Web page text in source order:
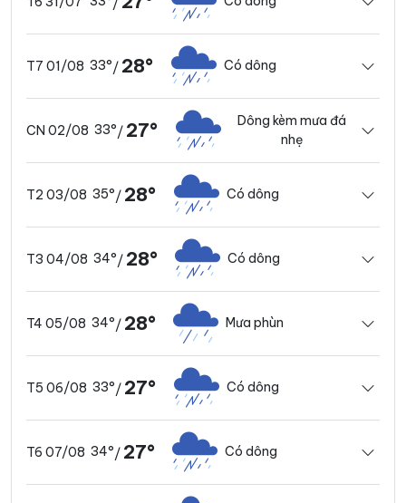
/
T7 01/08 33°/ 28° Có dông
CN 02/08 33°/ 27°
Dông kèm mưa đá
nhẹ
T2 03/08 35°/ 28° Có dông
T3 04/08 34°/ 28° Có dông
T4 05/08 34°/ 28° Mưa phùn
T5 06/08 33°/ 27° Có dông
T6 07/08 34°/ 27° Có dông